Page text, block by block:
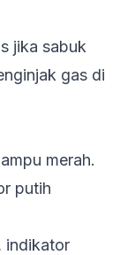
jika sabuk
gas di
merah.
putih
indikator